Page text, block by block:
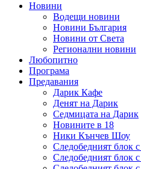
Новини
Водещи новини
Новини България
Новини от Света
Регионални новини
Любопитно
Програма
Предавания
Дарик Кафе
Денят на Дарик
Седмицата на Дарик
Новините в 18
Ники Кънчев Шоу
Следобедният блок
Следобедният блок